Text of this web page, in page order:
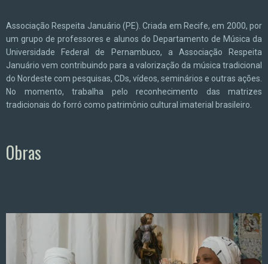
Associação Respeita Januário (PE). Criada em Recife, em 2000, por
um grupo de professores e alunos do Departamento de Música da
Universidade Federal de Pernambuco, a Associação Respeita
Januário vem contribuindo para a valorização da música tradicional
do Nordeste com pesquisas, CDs, vídeos, seminários e outras ações.
No momento, trabalha pelo reconhecimento das matrizes
tradicionais do forró como patrimônio cultural imaterial brasileiro.
Obras